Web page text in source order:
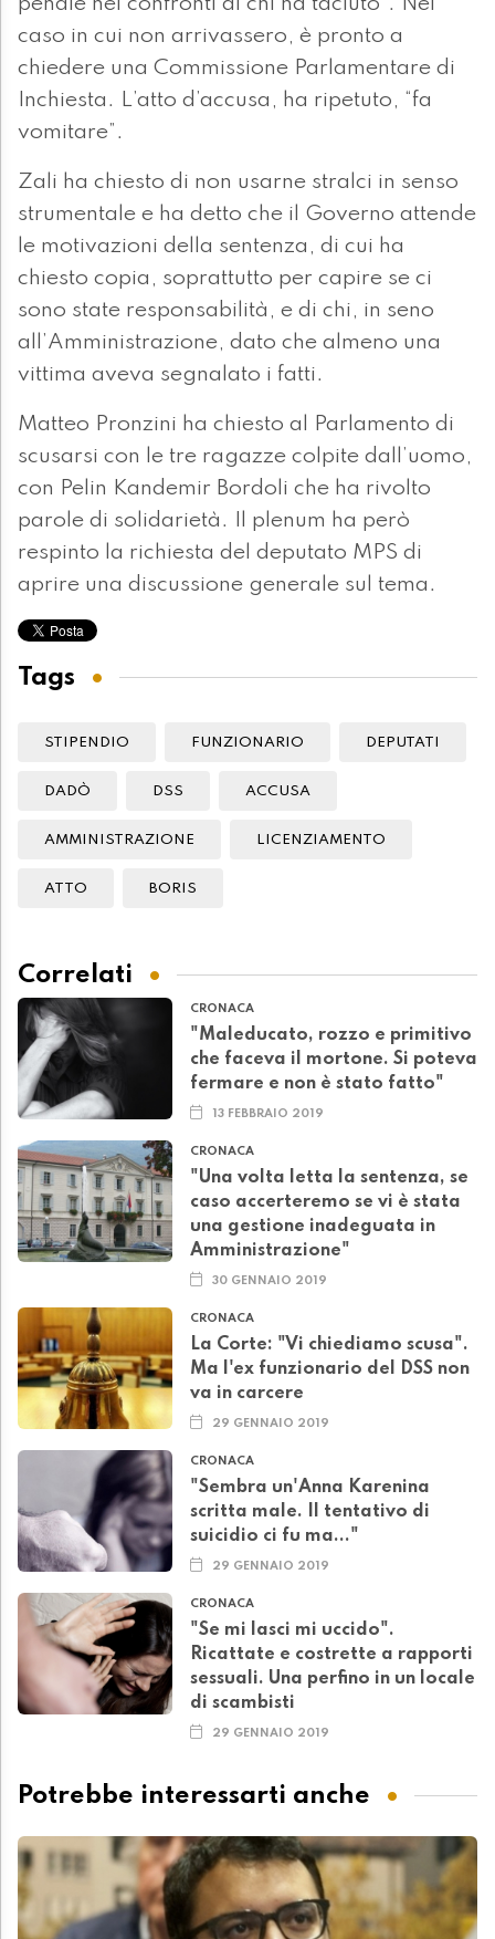
penale nei confronti di chi ha taciuto”. Nel
caso in cui non arrivassero, è pronto a
chiedere una Commissione Parlamentare di
Inchiesta. L’atto d’accusa, ha ripetuto, “fa
vomitare”.
Zali ha chiesto di non usarne stralci in senso
strumentale e ha detto che il Governo attende
le motivazioni della sentenza, di cui ha
chiesto copia, soprattutto per capire se ci
sono state responsabilità, e di chi, in seno
all’Amministrazione, dato che almeno una
vittima aveva segnalato i fatti.
Matteo Pronzini ha chiesto al Parlamento di
scusarsi con le tre ragazze colpite dall’uomo,
con Pelin Kandemir Bordoli che ha rivolto
parole di solidarietà. Il plenum ha però
respinto la richiesta del deputato MPS di
aprire una discussione generale sul tema.
Tags
STIPENDIO FUNZIONARIO DEPUTATI
DADÒ DSS ACCUSA
AMMINISTRAZIONE LICENZIAMENTO
ATTO BORIS
Correlati
CRONACA
"Maleducato, rozzo e primitivo
che faceva il mortone. Si poteva
fermare e non è stato fatto"
13 FEBBRAIO 2019
CRONACA
"Una volta letta la sentenza, se
caso accerteremo se vi è stata
una gestione inadeguata in
Amministrazione"
30 GENNAIO 2019
CRONACA
La Corte: "Vi chiediamo scusa".
Ma l'ex funzionario del DSS non
va in carcere
29 GENNAIO 2019
CRONACA
"Sembra un'Anna Karenina
scritta male. Il tentativo di
suicidio ci fu ma..."
29 GENNAIO 2019
CRONACA
"Se mi lasci mi uccido".
Ricattate e costrette a rapporti
sessuali. Una perfino in un locale
di scambisti
29 GENNAIO 2019
Potrebbe interessarti anche